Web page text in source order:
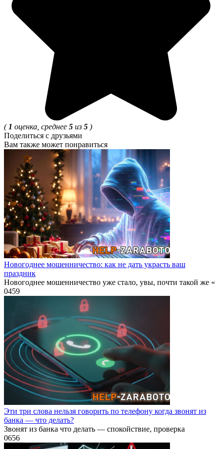
( 1 оценка, среднее 5 из 5 )
Поделиться с друзьями
Вам также может понравиться
Новогоднее мошенничество: как не дать украсть ваш
праздник
Новогоднее мошенничество уже стало, увы, почти такой же «
0459
Эти три слова нельзя говорить по телефону когда звонят из
банка — что делать?
Звонят из банка что делать — спокойствие, проверка
0656